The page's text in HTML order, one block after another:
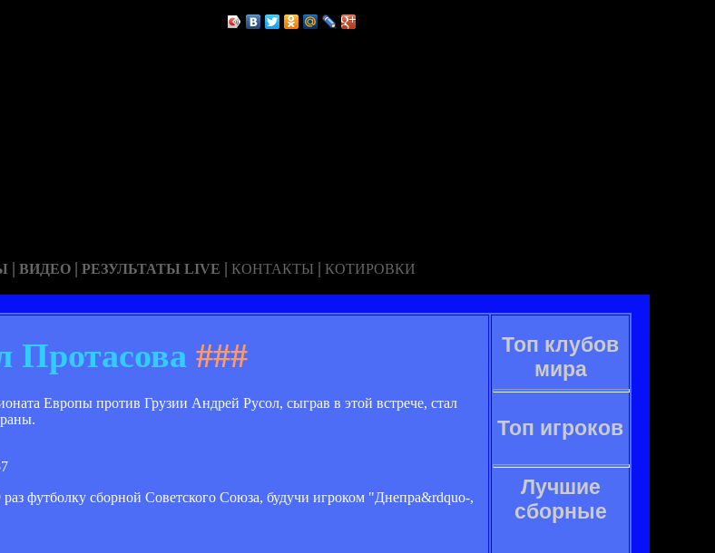
| ВИДЕО | РЕЗУЛЬТАТЫ LIVE | КОНТАКТЫ | КОТИРОВКИ
Протасова ###
Европы против Грузии Андрей Русол, сыграв в этой встрече, стал
футболку сборной Советского Союза, будучи игроком "Днепра&rdquo-,
Топ клубов
мира
Топ игроков
Лучшие
сборные